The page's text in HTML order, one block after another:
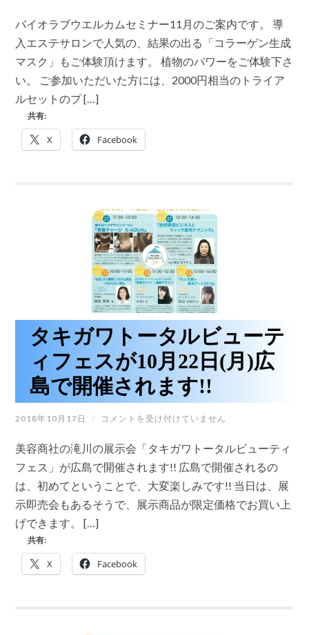
ま
す。
は
ラ
ブ
ウ
エ
ル
カ
ナ
ー
パ
ワ
ー
を
ご
体
験
下
さ
い。
は
バイオラブウエルカムセミナー11月のご案内です。 導
入エステサロンで人気の、結果の出る「コラーゲン生成
マスク」もご体験頂けます。 植物のパワーをご体験下さ
い。 ご参加いただいた方には、2000円相当のトライア
ルセットのプ […]
共有:
X Facebook
タキガワトータルビューテ
ィフェスが10月22日(月)広
島で開催されます!!
2018年10月17日 /
タ
ガ
ワ
ト
ー
タ
ル
ビ
ィ
フ
コメントを受け付けていません
美容商社の滝川の展示会「タキガワトータルビューティ
フェス」が広島で開催されます!! 広島で開催されるの
は、初めてということで、大変楽しみです!! 当日は、展
示即売会もあるそうで、展示商品が限定価格でお買い上
げできます。 […]
共有:
X Facebook